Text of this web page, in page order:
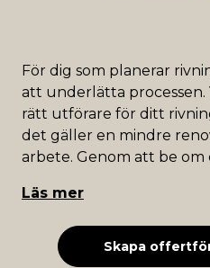
För dig som planerar
att underlätta
rätt utförare för ditt
det gäller en mindre
arbete. Genom att be om
Läs mer
Skapa